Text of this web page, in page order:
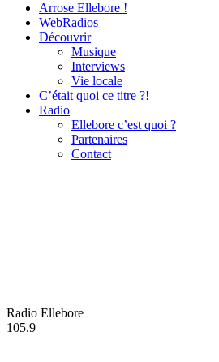
Arrose Ellebore !
WebRadios
Découvrir
Musique
Interviews
Vie locale
C’était quoi ce titre ?!
Radio
Ellebore c’est quoi ?
Partenaires
Contact
Radio Ellebore
105.9